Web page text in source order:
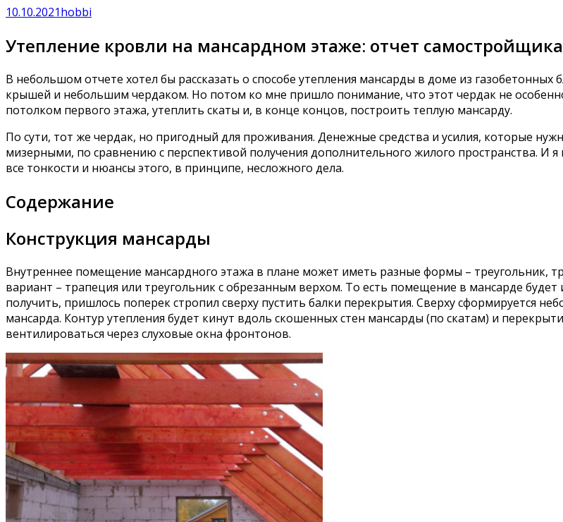
10.10.2021hobbi
Утепление кровли на мансардном этаже: отчет самостройщика
В небольшом отчете хотел бы рассказать о способе утепления мансарды в доме из
крышей и небольшим чердаком. Но потом ко мне пришло понимание, что этот чердак не
потолком первого этажа, утеплить скаты и, в конце концов, построить теплую мансарду.
По сути, тот же чердак, но пригодный для проживания. Денежные средства и усилия, которые
мизерными, по сравнению с перспективой получения дополнительного жилого пространства. И
все тонкости и нюансы этого, в принципе, несложного дела.
Содержание
Конструкция мансарды
Внутреннее помещение мансардного этажа в плане может иметь разные формы – треугольник,
вариант – трапеция или треугольник с обрезанным верхом. То есть помещение в мансарде
получить, пришлось поперек стропил сверху пустить балки перекрытия. Сверху сформируется
мансарда. Контур утепления будет кинут вдоль скошенных стен мансарды (по скатам) и
вентилироваться через слуховые окна фронтонов.